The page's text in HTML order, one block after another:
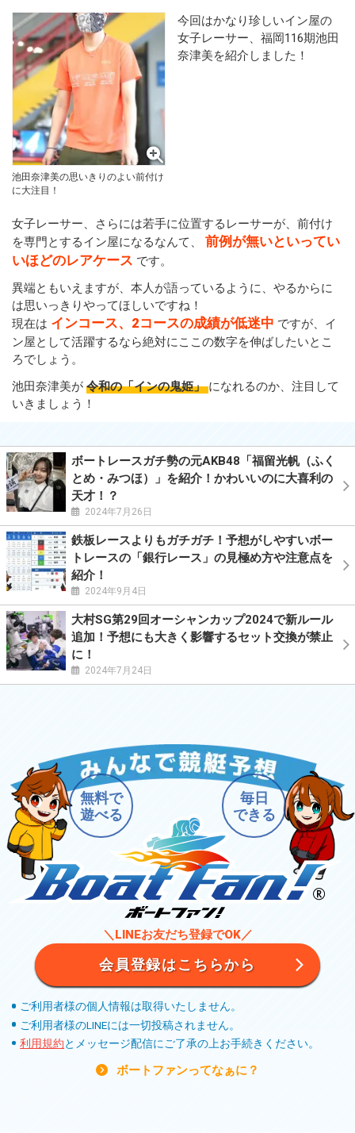
池田奈津美の思いきりのよい前付け
に大注目！
今回はかなり珍しいイン屋の
女子レーサー、福岡116期池田
奈津美を紹介しました！
女子レーサー、さらには若手に位置するレーサーが、前付け
を専門とするイン屋になるなんて、 前例が無いといってい
いほどのレアケース です。
異端ともいえますが、本人が語っているように、やるからに
は思いっきりやってほしいですね！
現在は インコース、2コースの成績が低迷中 ですが、イ
ン屋として活躍するなら絶対にここの数字を伸ばしたいとこ
ろでしょう。
池田奈津美が 令和の「インの鬼姫」になれるのか、注目して
いきましょう！
ボートレースガチ勢の元AKB48「福留光帆（ふく
とめ・みつほ）」を紹介！かわいいのに大喜利の
天才！？
2024年7月26日
鉄板レースよりもガチガチ！予想がしやすいボー
トレースの「銀行レース」の見極め方や注意点を
紹介！
2024年9月4日
大村SG第29回オーシャンカップ2024で新ルール
追加！予想にも大きく影響するセット交換が禁止
に！
2024年7月24日
無料で
遊べる
毎日
できる
＼LINEお友だち登録でOK／
会員登録はこちらから
ご利用者様の個人情報は取得いたしません。
ご利用者様のLINEには一切投稿されません。
利用規約とメッセージ配信にご了承の上お手続きください。
ボートファンってなぁに？